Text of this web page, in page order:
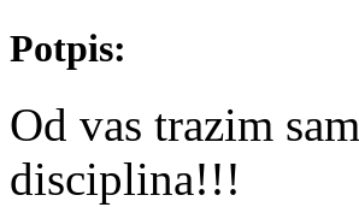
Potpis:
Od vas trazim
disciplina!!!